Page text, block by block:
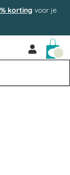
korting voor je